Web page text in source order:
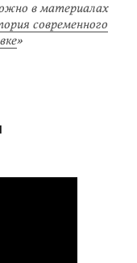
в материалах
современного
»